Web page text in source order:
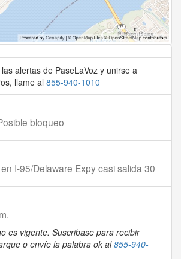
alertas de PaseLaVoz y unirse a
llame al 855-940-1010
bloqueo
en I-95/Delaware Expy casi salida 30
es vigente. Suscribase para recibir
o envíe la palabra ok al855-940-